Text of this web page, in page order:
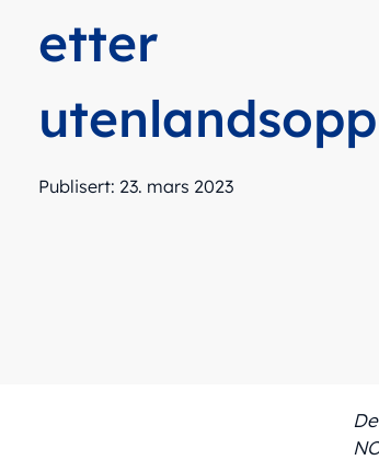
etter
Publisert: 23. mars 2023